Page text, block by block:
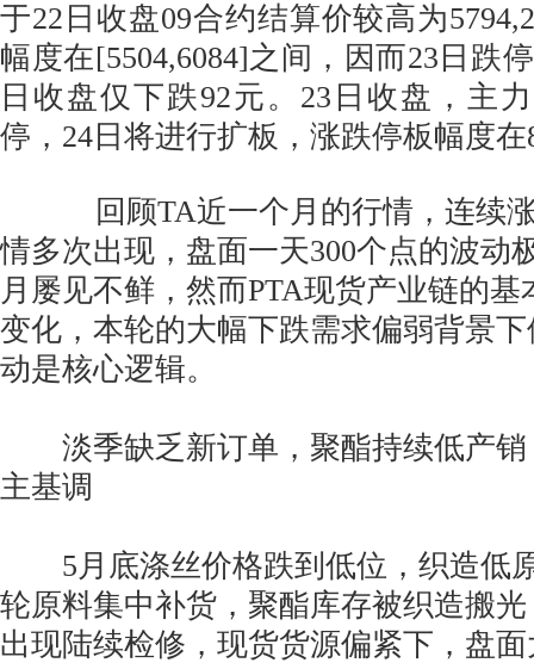
于22日收盘09合约结算价较高为
幅度在[5504,6084]之间，因而23日跌
日收盘仅下跌92元。23日收盘，主
停，24日将进行扩板，涨跌停板幅度在
回顾TA近一个月的行情，连续涨
情多次出现，盘面一天300个点的波动
月屡见不鲜，然而PTA现货产业链的
变化，本轮的大幅下跌需求偏弱背景
动是核心逻辑。
淡季缺乏新订单，聚酯持续低产销
主基调
5月底涤丝价格跌到低位，织造低
轮原料集中补货，聚酯库存被织造搬
出现陆续检修，现货货源偏紧下，盘